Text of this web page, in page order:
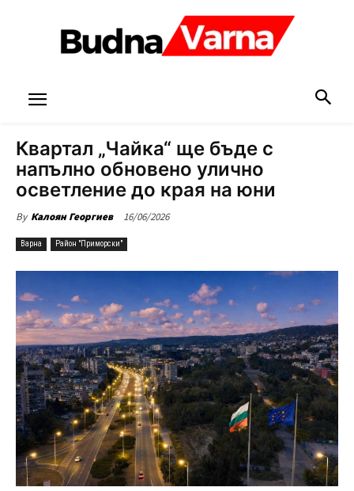
Квартал „Чайка“ ще бъде с
напълно обновено улично
осветление до края на юни
By Калоян Георгиев 16/06/2026
Варна Район "Приморски"